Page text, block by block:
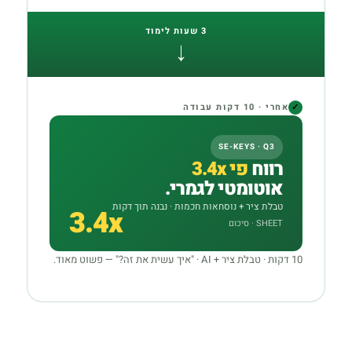
3 שעות לימוד
←
✓ אחרי · 10 דקות עבודה
SE-KEYS · Q3
רווחפי 3.4x
אוטומטי לגמרי.
טבלת ציר + נוסחאות חכמות · נבנה תוך דקות
SHEET · סיכום 3.4x
10 דקות · טבלת ציר + AI · "איך עשית את זה?" — פשוט מאוד.